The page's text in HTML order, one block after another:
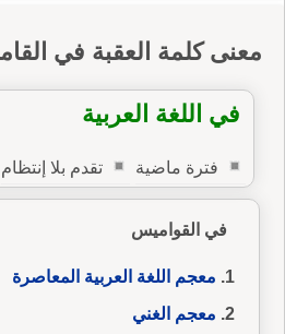
معنى كلمة العقبة في
في اللغة العربية
فترة ماضية تقدم بلا إنتظام
في القواميس
معجم اللغة العربية المعاصرة
معجم الغني